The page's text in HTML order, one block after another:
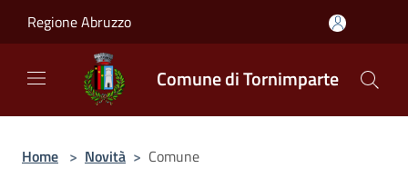
Regione Abruzzo
Comune di Tornimparte
Home > Novità > Comune